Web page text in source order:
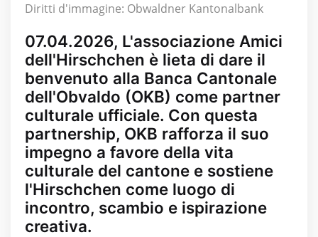
Diritti d'immagine: Obwaldner Kantonalbank
07.04.2026, L'associazione Amici
dell'Hirschchen è lieta di dare il
benvenuto alla Banca Cantonale
dell'Obvaldo (OKB) come partner
culturale ufficiale. Con questa
partnership, OKB rafforza il suo
impegno a favore della vita
culturale del cantone e sostiene
l'Hirschchen come luogo di
incontro, scambio e ispirazione
creativa.